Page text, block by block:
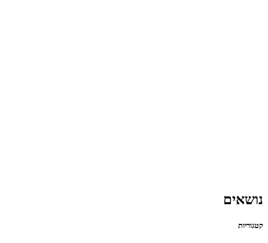
נושאים
קטגוריות